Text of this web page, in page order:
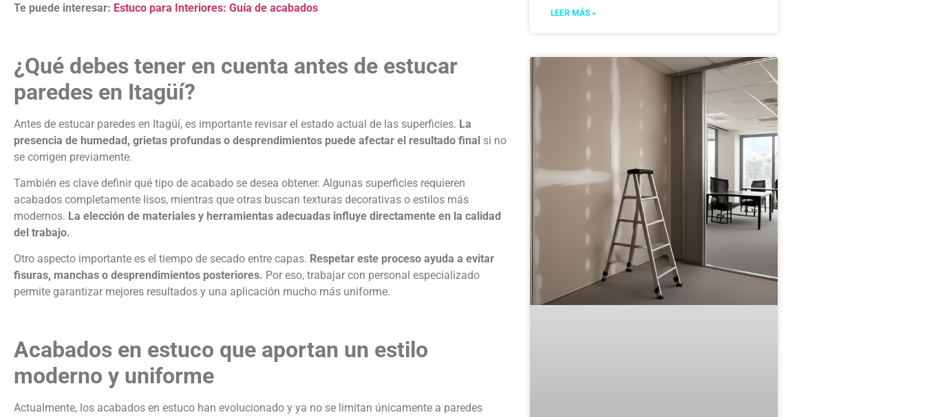
Te puede interesar: Estuco para Interiores: Guía de acabados
¿Qué debes tener en cuenta antes de estucar
paredes en Itagüí?
Antes de estucar paredes en Itagüí, es importante revisar el estado actual de las superficies. La
presencia de humedad, grietas profundas o desprendimientos puede afectar el resultado final si no
se corrigen previamente.
También es clave definir qué tipo de acabado se desea obtener. Algunas superficies requieren
acabados completamente lisos, mientras que otras buscan texturas decorativas o estilos más
modernos. La elección de materiales y herramientas adecuadas influye directamente en la calidad
del trabajo.
Otro aspecto importante es el tiempo de secado entre capas. Respetar este proceso ayuda a evitar
fisuras, manchas o desprendimientos posteriores. Por eso, trabajar con personal especializado
permite garantizar mejores resultados y una aplicación mucho más uniforme.
Acabados en estuco que aportan un estilo
moderno y uniforme
Actualmente, los acabados en estuco han evolucionado y ya no se limitan únicamente a paredes
LEER MÁS »